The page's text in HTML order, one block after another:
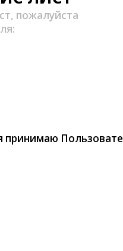
пожалуйста
принимаю